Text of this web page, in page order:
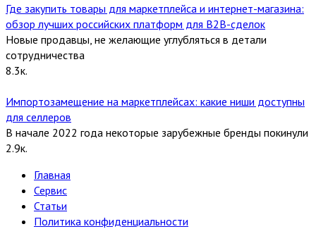
Где закупить товары для маркетплейса и интернет-магазина:
обзор лучших российских платформ для В2В-сделок
Новые продавцы, не желающие углубляться в детали
сотрудничества
8.3к.
Импортозамещение на маркетплейсах: какие ниши доступны
для селлеров
В начале 2022 года некоторые зарубежные бренды покинули
2.9к.
Главная
Сервис
Статьи
Политика конфиденциальности